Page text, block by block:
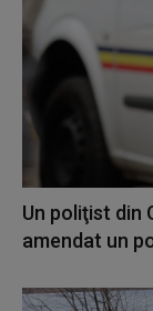
Un poliţist din
amendat un